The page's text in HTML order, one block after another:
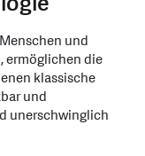
und
ermöglichen die
klassische
und
unerschwinglich